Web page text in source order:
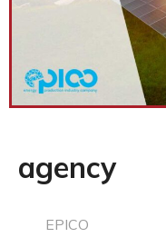
agency
EPICO